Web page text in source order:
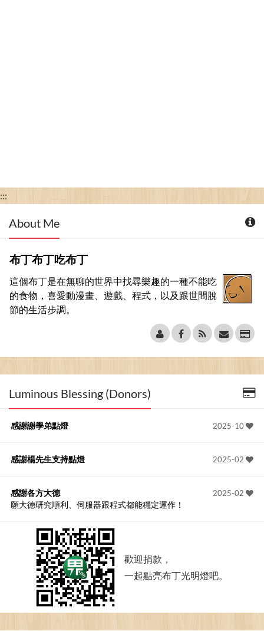
:::
About Me
布丁布丁吃布丁
這個布丁是在無聊的世界中找尋樂趣的一種不能吃
的食物，喜愛動漫畫、遊戲、程式，以及跟世間脫
節的生活步調。
Luminous Blessing (Donors)
2025-10
感謝謝學弟點燈
2025-02
感謝楊先生支持點燈
2025-02
感謝各方大德
願大德研究順利、伺服器跟程式都能穩定運作！
歡迎捐款，
一起點亮布丁光明燈吧。